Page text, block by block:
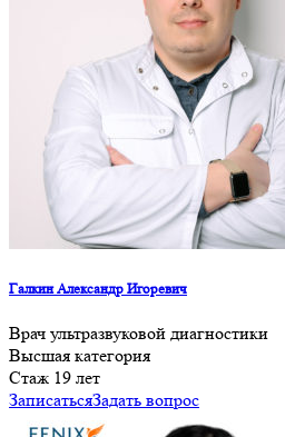
Галкин Александр Игоревич
Врач ультразвуковой диагностики
Высшая категория
Cтаж 19 лет
ЗаписатьсяЗадать вопрос